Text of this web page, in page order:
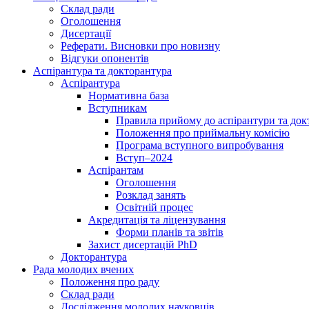
Склад ради
Оголошення
Дисертації
Реферати. Висновки про новизну
Відгуки опонентів
Аспірантура та докторантура
Аспірантура
Нормативна база
Вступникам
Правила прийому до аспірантури та
Положення про приймальну комісію
Програма вступного випробування
Вступ–2024
Аспірантам
Оголошення
Розклад занять
Освітній процес
Акредитація та ліцензування
Форми планів та звітів
Захист дисертацій PhD
Докторантура
Рада молодих вчених
Положення про раду
Склад ради
Дослідження молодих науковців